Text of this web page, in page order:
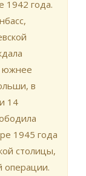
1942 года.
южнее
в
14
1945 года
столицы,
операции.